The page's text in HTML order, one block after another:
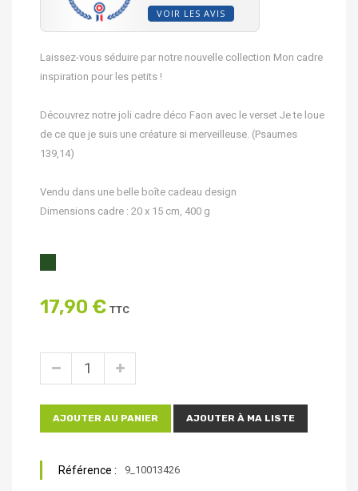
VOIR LES AVIS
Laissez-vous séduire par notre nouvelle collection Mon cadre
inspiration pour les petits !
Découvrez notre joli cadre déco Faon avec le verset Je te loue
de ce que je suis une créature si merveilleuse. (Psaumes
139,14)
Vendu dans une belle boîte cadeau design
Dimensions cadre : 20 x 15 cm, 400 g
17,90 € TTC
AJOUTER AU PANIER AJOUTER À MA LISTE
Référence : 9_10013426